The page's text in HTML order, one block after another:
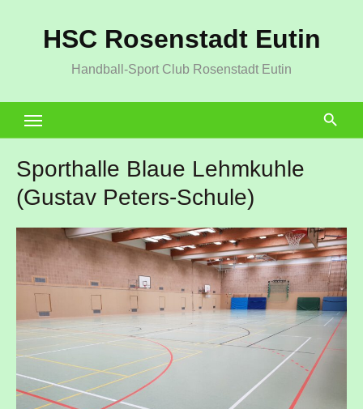
HSC Rosenstadt Eutin
Handball-Sport Club Rosenstadt Eutin
Sporthalle Blaue Lehmkuhle
(Gustav Peters-Schule)